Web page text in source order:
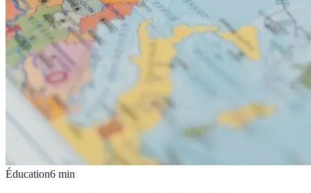
Éducation6 min